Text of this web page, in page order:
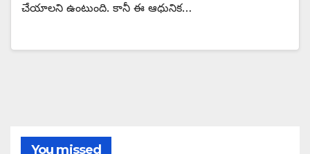
చేయాలని ఉంటుంది. కానీ ఈ ఆధునిక…
You missed